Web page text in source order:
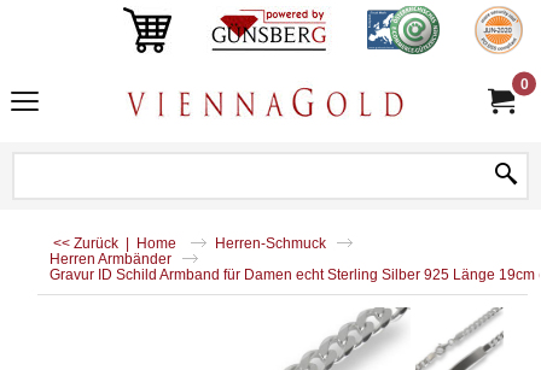
0
<< Zurück | Home
Herren-Schmuck
Herren Armbänder
Gravur ID Schild Armband für Damen echt Sterling Silber 925 Länge 19cm